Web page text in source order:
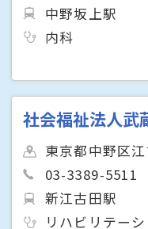
中野坂上駅
内科
社会福祉法人武
東京都中野区
03-3389-5511
新江古田駅
リハビリテー